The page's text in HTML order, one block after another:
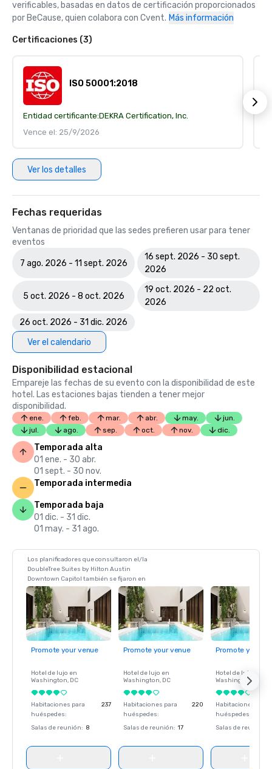
verificables, basadas en datos de certificación proporcionados
por BeCause, quien colabora con Cvent. Más información
Certificaciones (3)
ISO 50001:2018
Entidad certificante:DEKRA Certification, Inc.
Vence el: 25/9/2026
Ver los detalles
Fechas requeridas
Ventanas de prioridad que las sedes prefieren usar para tener
eventos
7 ago. 2026 - 11 sept. 2026
16 sept. 2026 - 30 sept.
2026
5 oct. 2026 - 8 oct. 2026
19 oct. 2026 - 22 oct.
2026
26 oct. 2026 - 31 dic. 2026
Ver el calendario
Disponibilidad estacional
Empareje las fechas de su evento con la disponibilidad de este
hotel. Las estaciones bajas tienden a tener mejor
disponibilidad.
ene. feb. mar. abr. may.
jun.
jul.
ago. sep. oct. nov. dic.
Temporada alta
01 ene. - 30 abr.
01 sept. - 30 nov.
Temporada intermedia
Temporada baja
01 dic. - 31 dic.
01 may. - 31 ago.
Los planificadores que consultaron el/la
DoubleTree Suites by Hilton Austin
Downtown Capitol también se fijaron en
Promote your venue
Hotel de lujo en
Washington, DC
Habitaciones para
huéspedes:
237
Salas de reunión: 8
Promote your venue
Hotel de lujo en
Washington, DC
Habitaciones para
huéspedes:
220
Salas de reunión: 17
Promote your
Hotel de lujo en
Washington
Habitaciones para
huéspedes
Salas de reunión